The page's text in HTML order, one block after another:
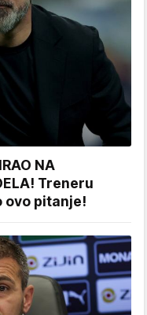
NA
Treneru
ovo pitanje!